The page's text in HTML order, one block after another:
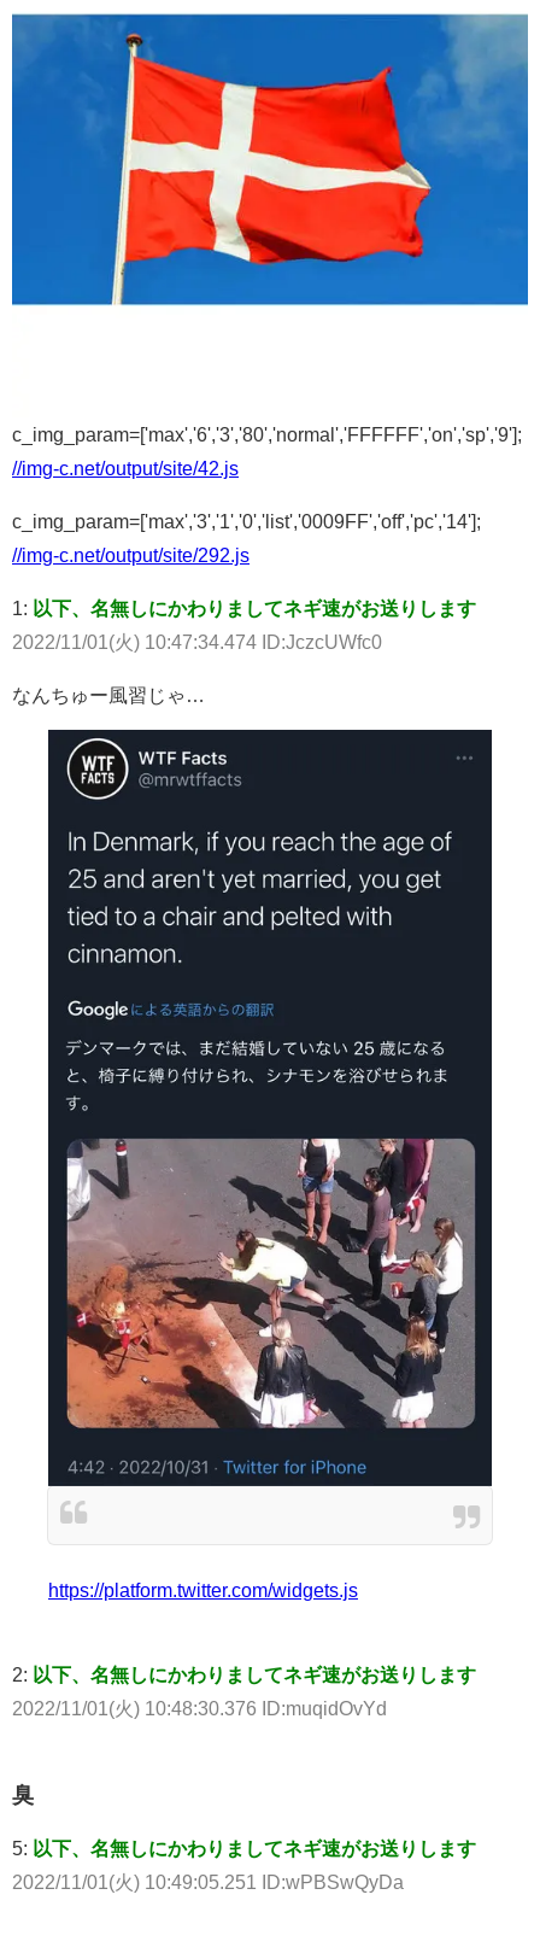
c_img_param=['max','6','3','80','normal','FFFFFF','on','sp','9'];
//img-c.net/output/site/42.js
c_img_param=['max','3','1','0','list','0009FF','off','pc','14'];
//img-c.net/output/site/292.js
1: 以下、名無しにかわりましてネギ速がお送りします
2022/11/01(火) 10:47:34.474 ID:JczcUWfc0
なんちゅー風習じゃ…
https://platform.twitter.com/widgets.js
2: 以下、名無しにかわりましてネギ速がお送りします
2022/11/01(火) 10:48:30.376 ID:muqidOvYd
臭
5: 以下、名無しにかわりましてネギ速がお送りします
2022/11/01(火) 10:49:05.251 ID:wPBSwQyDa